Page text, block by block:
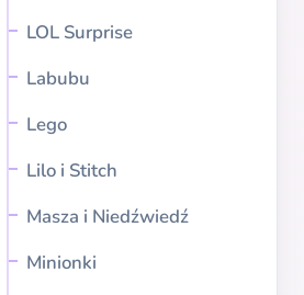
LOL Surprise
Labubu
Lego
Lilo i Stitch
Masza i Niedźwiedź
Minionki